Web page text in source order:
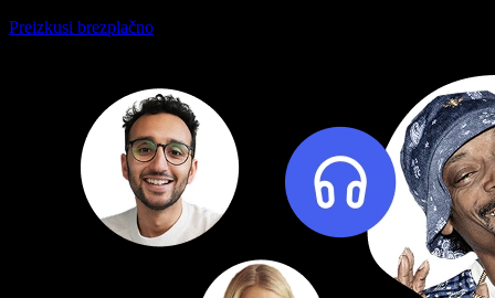
Preizkusi brezplačno